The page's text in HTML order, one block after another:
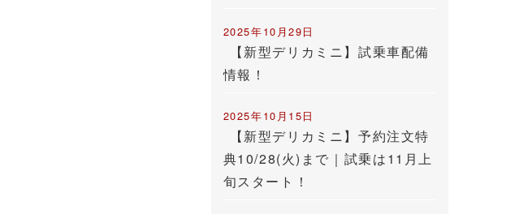
2025年10月29日
【新型デリカミニ】試乗車配備
情報！
2025年10月15日
【新型デリカミニ】予約注文特
典10/28(火)まで｜試乗は11月上
旬スタート！